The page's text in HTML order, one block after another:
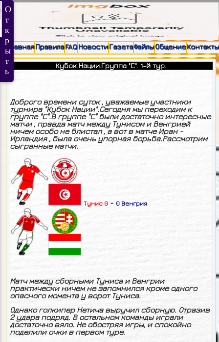
ГлавнаяПравилаFAQНовостиГазетаФайлыОбщениеКонтакты
Кубок Нации.Группа "С". 1-й тур.
Доброго времени суток , уважаемые участники
турнира "Кубок Нации".Сегодня мы переходим к
группе "С".В группе "С" были достаточно интересные
матчи , правда матч между Тунисом и Венгрией
ничем особо не блистал , а вот в матче Иран -
Ирландия , была очень упорная борьба.Рассмотрим
сыгранные матчи.
Тунис 0- 0 Венгрия
Матч между сборными Туниса и Венгрии
практически ничем не запомнился кроме одного
опасного момента у ворот Туниса.
Однако голкипер Нетича выручил сборную. Отразив
2 удара подряд. В остальном команды играли
достаточно вяло. Не обостряя игры, и спокойно
поделили очки в первом туре.